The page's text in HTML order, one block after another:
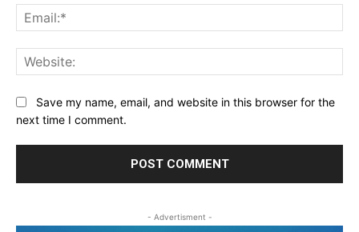
Save my name, email, and website in this browser for the
next time I comment.
- Advertisment -